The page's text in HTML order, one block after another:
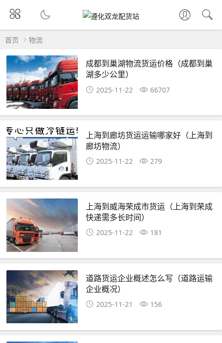
首页 物流
成都到巢湖物流货运价格（成都到巢
湖多少公里）
2025-11-22 66707
上海到廊坊货运运输哪家好（上海到
廊坊物流）
2025-11-22 279
上海到威海荣成市货运（上海到荣成
快递需多长时间）
2025-11-22 181
道路货运企业概述怎么写（道路运输
企业概况）
2025-11-21 156